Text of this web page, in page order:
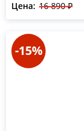
Цена: 16 890 ₽
-15%